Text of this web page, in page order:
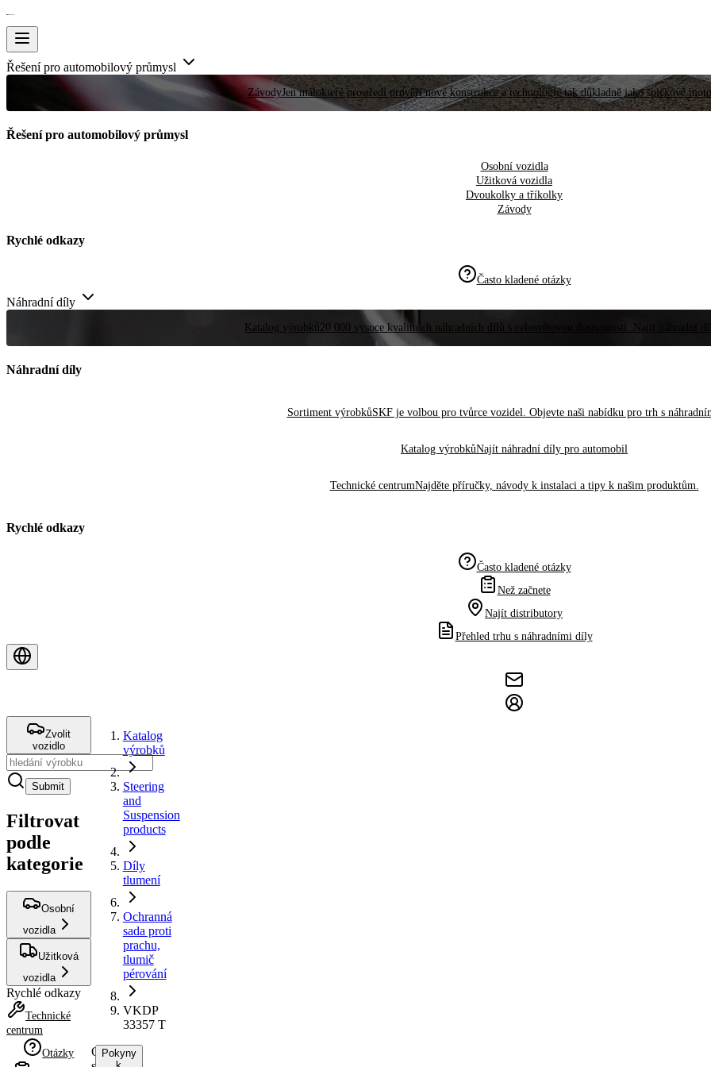
Řešení pro automobilový průmysl
ZávodyJen málokteré prostředí prověří nové konstrukce a technologie tak důkladně jako špičkové
Řešení pro automobilový průmysl
Osobní vozidla
Užitková vozidla
Dvoukolky a tříkolky
Závody
Rychlé odkazy
Často kladené otázky
Náhradní díly
Katalog výrobků20 000 vysoce kvalitních náhradních dílů s celosvětovou dostupností. Najít náhradní
Náhradní díly
Sortiment výrobkůSKF je volbou pro tvůrce vozidel. Objevte naši nabídku pro trh s
Katalog výrobkůNajít náhradní díly pro automobil
Technické centrumNajděte příručky, návody k instalaci a tipy k našim produktům.
Rychlé odkazy
Často kladené otázky
Než začnete
Najít distributory
Přehled trhu s náhradními díly
Zvolit
vozidlo
Submit
Filtrovat
podle
kategorie
Osobní
vozidla
Užitková
vozidla
Rychlé odkazy
Technické
centrum
Otázky
Katalog
výrobků
Steering
and
Suspension
products
Díly
tlumení
Ochranná
sada proti
prachu,
tlumič
pérování
VKDP
33357 T
Ochranná
Pokyny